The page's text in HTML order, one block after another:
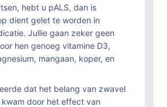
hebt u pALS, dan is
dient gelet te worden in
Jullie gaan zeker geen
hen genoeg vitamine D3,
mangaan, koper, en
dat het belang van zwavel
door het effect van